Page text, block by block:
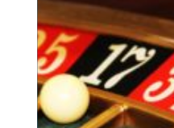
kraftfulla klangfärg ger
den en unik plats i
musiker och lyssnares
hj&...